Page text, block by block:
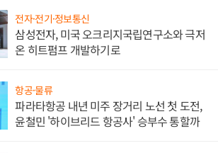
전자·전기·정보통신
삼성전자, 미국 오크리지국립연구소와 극저
온 히트펌프 개발하기로
항공·물류
파라타항공 내년 미주 장거리 노선 첫 도전,
윤철민 '하이브리드 항공사' 승부수 통할까